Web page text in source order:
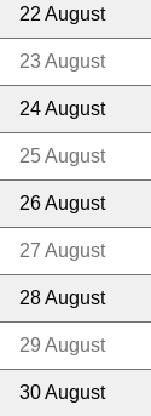
22 August
23 August
24 August
25 August
26 August
27 August
28 August
29 August
30 August